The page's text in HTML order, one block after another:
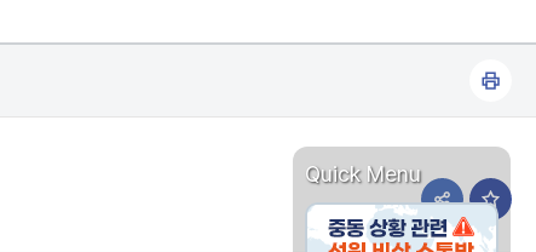
프
린
트
하
기
공유하기
즐겨
Quick Menu
중동 상황관련 선원 비상